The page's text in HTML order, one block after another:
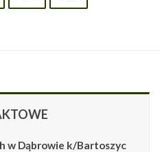
w Dąbrowie k/Bartoszyc